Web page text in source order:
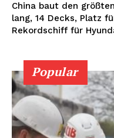
China baut den
lang, 14 Decks, Platz
Rekordschiff für
Popular